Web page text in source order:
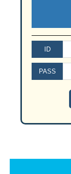
ID
PASS